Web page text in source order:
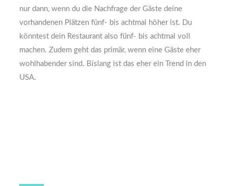
nur dann, wenn du die Nachfrage der Gäste deine
vorhandenen Plätzen fünf- bis achtmal höher ist. Du
könntest dein Restaurant also fünf- bis achtmal voll
machen. Zudem geht das primär, wenn eine Gäste eher
wohlhabender sind. Bislang ist das eher ein Trend in den
USA.